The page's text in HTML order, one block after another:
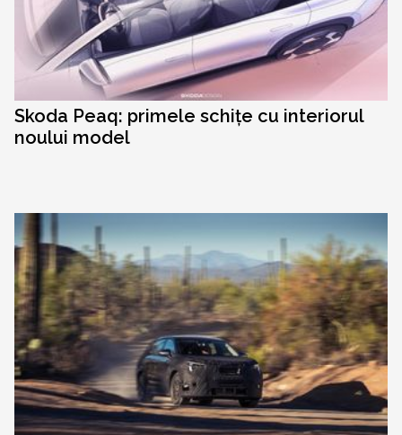
Skoda Peaq: primele schițe cu interiorul
noului model